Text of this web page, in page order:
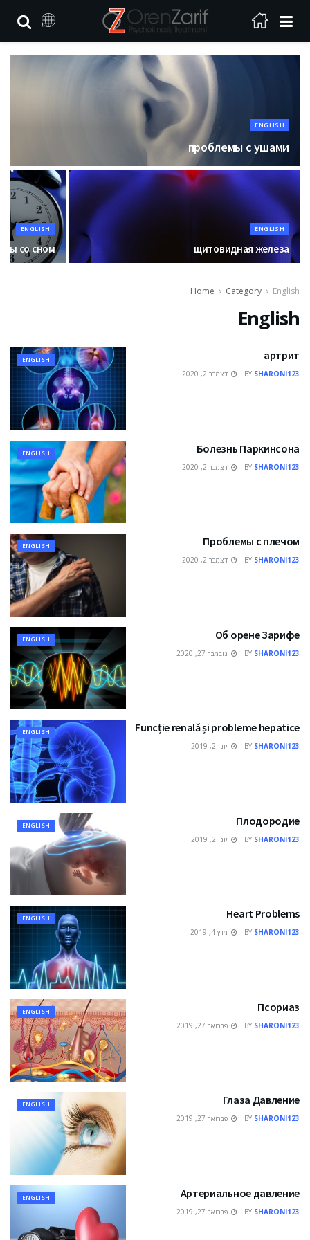
ENGLISH
проблемы с ушами
ENGLISH
щитовидная железа
ENGLISH
со сном
Home Category English
English
ENGLISH артрит
BY SHARONI123 דצמבר 2, 2020
ENGLISH Болезнь Паркинсона
BY SHARONI123 דצמבר 2, 2020
ENGLISH Проблемы с плечом
BY SHARONI123 דצמבר 2, 2020
ENGLISH Об орене Зарифе
BY SHARONI123 נובמבר 27, 2020
ENGLISH Funcție renală și probleme hepatice
BY SHARONI123 יוני 2, 2019
ENGLISH Плодородие
BY SHARONI123 יוני 2, 2019
ENGLISH Heart Problems
BY SHARONI123 מרץ 4, 2019
ENGLISH Псориаз
BY SHARONI123 פברואר 27, 2019
ENGLISH Глаза Давление
BY SHARONI123 פברואר 27, 2019
ENGLISH Артериальное давление
BY SHARONI123 פברואר 27, 2019